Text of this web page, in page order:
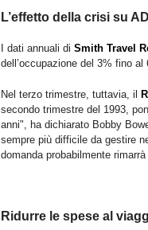
L’effetto della crisi su
I dati annuali di Smith Travel
dell’occupazione del 3% fino
Nel terzo trimestre, tuttavia, il
secondo trimestre del 1993,
anni", ha dichiarato Bobby
sempre più difficile da gestire
domanda probabilmente
Ridurre le spese al